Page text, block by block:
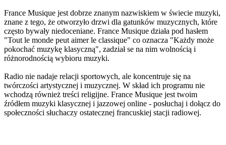
France Musique jest dobrze znanym nazwiskiem w świecie muzyki,
znane z tego, że otworzyło drzwi dla gatunków muzycznych, które
często bywały niedoceniane. France Musique działa pod hasłem
"Tout le monde peut aimer le classique" co oznacza "Każdy może
pokochać muzykę klasyczną", zadział se na nim wolnością i
różnorodnością wybioru muzyki.
Radio nie nadaje relacji sportowych, ale koncentruje się na
twórczości artystycznej i muzycznej. W skład ich programu nie
wchodzą również treści religijne. France Musique jest twoim
źródłem muzyki klasycznej i jazzowej online - posłuchaj i dołącz do
społeczności słuchaczy ostatecznej francuskiej stacji radiowej.